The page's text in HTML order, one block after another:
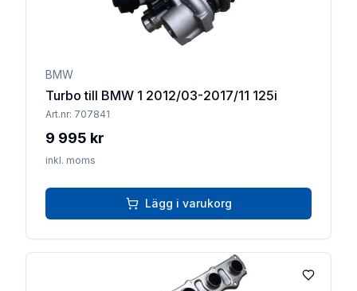
BMW
Turbo till BMW 1 2012/03-2017/11 125i
Art.nr: 707841
9 995 kr
inkl. moms
Lägg i varukorg
Lägg till